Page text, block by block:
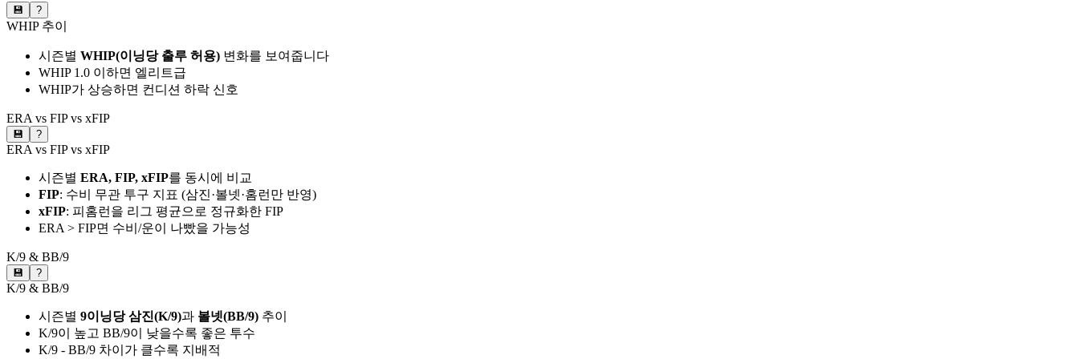
💾 ?
WHIP 추이
시즌별 WHIP(이닝당 출루 허용) 변화를 보여줍니다
WHIP 1.0 이하면 엘리트급
WHIP가 상승하면 컨디션 하락 신호
ERA vs FIP vs xFIP
💾 ?
ERA vs FIP vs xFIP
시즌별 ERA, FIP, xFIP를 동시에 비교
FIP: 수비 무관 투구 지표 (삼진·볼넷·홈런만 반영)
xFIP: 피홈런을 리그 평균으로 정규화한 FIP
ERA > FIP면 수비/운이 나빴을 가능성
K/9 & BB/9
💾 ?
K/9 & BB/9
시즌별 9이닝당 삼진(K/9)과 볼넷(BB/9) 추이
K/9이 높고 BB/9이 낮을수록 좋은 투수
K/9 - BB/9 차이가 클수록 지배적